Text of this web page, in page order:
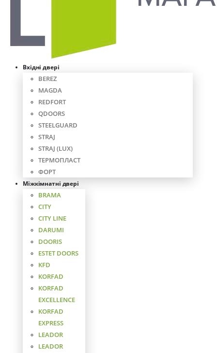
Вхідні двері
BEREZ
MAGDA
REDFORT
QDOORS
STEELGUARD
STRAJ
STRAJ (LUX)
ТЕРМОПЛАСТ
ФОРТ
Міжкімнатні двері
BRAMA
CITY
CITY LINE
DARUMI
DOORIS
ESTET DOORS
KFD
KORFAD
KORFAD
EXCELLENCE
KORFAD
EXPRESS
LEADOR
LEADOR